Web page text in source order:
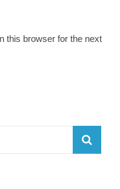
this browser for the next